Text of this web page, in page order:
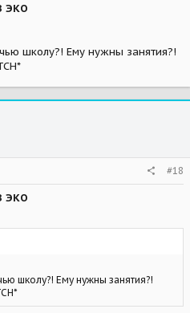
ЭКО
школу?! Ему нужны занятия?!
#18
ЭКО
школу?! Ему нужны занятия?!